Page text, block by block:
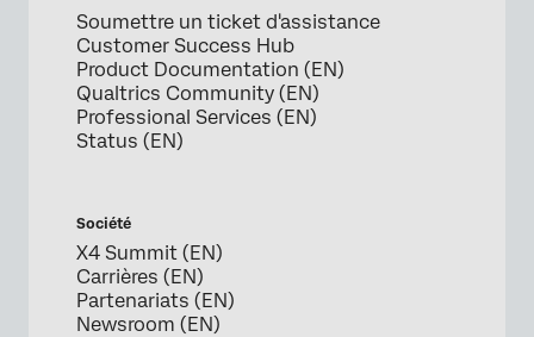
Soumettre un ticket d'assistance
Customer Success Hub
Product Documentation (EN)
Qualtrics Community (EN)
Professional Services (EN)
Status (EN)
Société
X4 Summit (EN)
Carrières (EN)
Partenariats (EN)
Newsroom (EN)